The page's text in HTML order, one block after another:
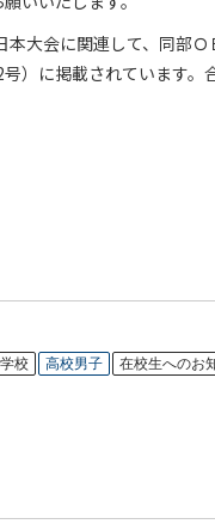
大会に関連して、同部
）に掲載されています。
校 高校男子 在校生へのお